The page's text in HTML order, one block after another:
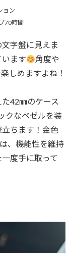
ョン
70時間
字盤に見えま
ます
角度や
しめますよね！
42㎜のケース
クなベゼルを装
ちます！金色
、機能性を維持
度手に取って